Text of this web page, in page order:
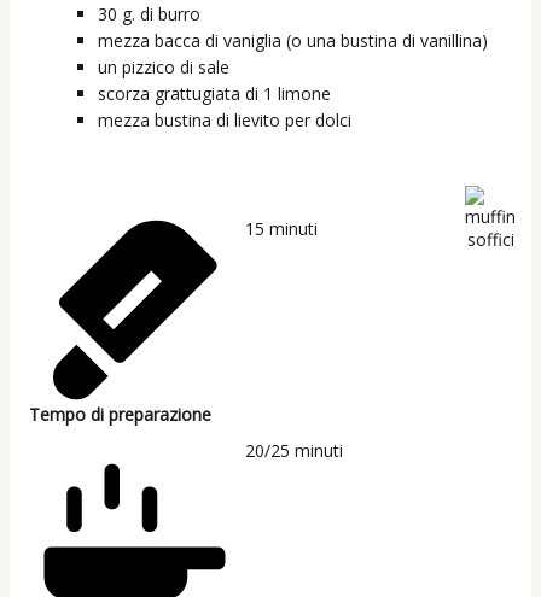
30 g. di burro
mezza bacca di vaniglia (o una bustina di vanillina)
un pizzico di sale
scorza grattugiata di 1 limone
mezza bustina di lievito per dolci
Tempo di preparazione
15 minuti
20/25 minuti